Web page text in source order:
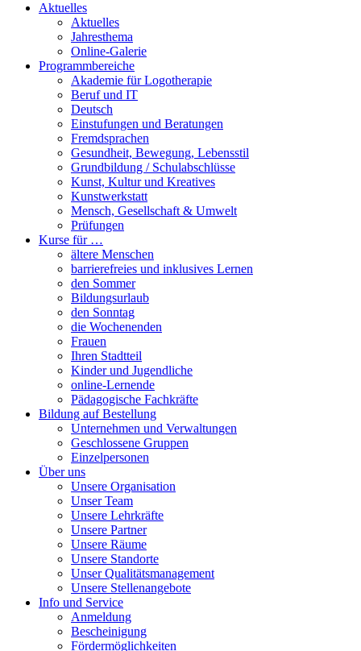
Aktuelles
Aktuelles
Jahresthema
Online-Galerie
Programmbereiche
Akademie für Logotherapie
Beruf und IT
Deutsch
Einstufungen und Beratungen
Fremdsprachen
Gesundheit, Bewegung, Lebensstil
Grundbildung / Schulabschlüsse
Kunst, Kultur und Kreatives
Kunstwerkstatt
Mensch, Gesellschaft & Umwelt
Prüfungen
Kurse für …
ältere Menschen
barrierefreies und inklusives Lernen
den Sommer
Bildungsurlaub
den Sonntag
die Wochenenden
Frauen
Ihren Stadtteil
Kinder und Jugendliche
online-Lernende
Pädagogische Fachkräfte
Bildung auf Bestellung
Unternehmen und Verwaltungen
Geschlossene Gruppen
Einzelpersonen
Über uns
Unsere Organisation
Unser Team
Unsere Lehrkräfte
Unsere Partner
Unsere Räume
Unsere Standorte
Unser Qualitätsmanagement
Unsere Stellenangebote
Info und Service
Anmeldung
Bescheinigung
Fördermöglichkeiten